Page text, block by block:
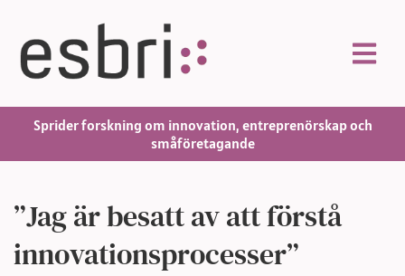
Sprider forskning om innovation, entreprenörskap och
småföretagande
”Jag är besatt av att förstå
innovationsprocesser”